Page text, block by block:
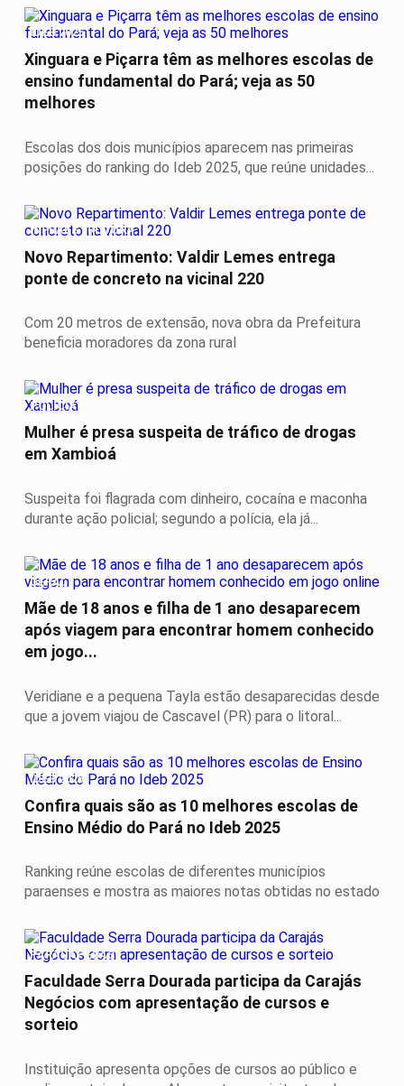
IDEB 2025
Xinguara e Piçarra têm as melhores escolas de
ensino fundamental do Pará; veja as 50
melhores
Escolas dos dois municípios aparecem nas primeiras
posições do ranking do Ideb 2025, que reúne unidades...
INFRAESTRUTURA
Novo Repartimento: Valdir Lemes entrega
ponte de concreto na vicinal 220
Com 20 metros de extensão, nova obra da Prefeitura
beneficia moradores da zona rural
POLÍCIA
Mulher é presa suspeita de tráfico de drogas
em Xambioá
Suspeita foi flagrada com dinheiro, cocaína e maconha
durante ação policial; segundo a polícia, ela já...
GERAL
Mãe de 18 anos e filha de 1 ano desaparecem
após viagem para encontrar homem conhecido
em jogo...
Veridiane e a pequena Tayla estão desaparecidas desde
que a jovem viajou de Cascavel (PR) para o litoral...
IDEB 2025
Confira quais são as 10 melhores escolas de
Ensino Médio do Pará no Ideb 2025
Ranking reúne escolas de diferentes municípios
paraenses e mostra as maiores notas obtidas no estado
PARAUAPEBAS
Faculdade Serra Dourada participa da Carajás
Negócios com apresentação de cursos e
sorteio
Instituição apresenta opções de cursos ao público e